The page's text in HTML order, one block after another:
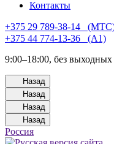
Контакты
+375 29 789-38-
+375 44 774-13-36⠀(А1)
9:00–18:00, без выходных
Назад
Назад
Назад
Назад
Россия